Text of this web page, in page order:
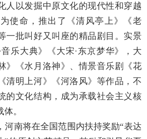
人以发掘中原文化的现代性和穿越
使命，推出了《清风亭上》《老
一批叫好又叫座的精品剧目。实景
乐大典》《大宋·东京梦华》，大
》《水月洛神》、情景音乐剧《花
清明上河》《河洛风》等作品，不
的文化结构，成为承载社会主义核
。
河南将在全国范围内扶持奖励“表达